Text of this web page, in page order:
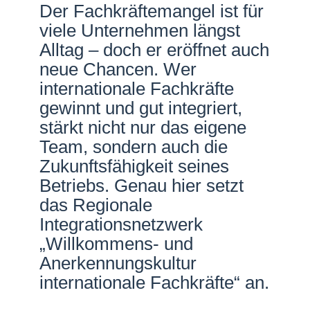
Netzwerke
Der Fachkräftemangel ist für
viele Unternehmen längst
Alltag – doch er eröffnet auch
neue Chancen. Wer
internationale Fachkräfte
gewinnt und gut integriert,
stärkt nicht nur das eigene
Team, sondern auch die
Zukunftsfähigkeit seines
Betriebs. Genau hier setzt
das Regionale
Integrationsnetzwerk
„Willkommens- und
Anerkennungskultur
internationale Fachkräfte“ an.